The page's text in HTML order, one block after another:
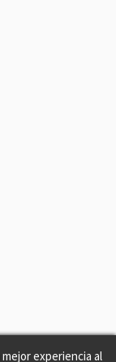
experiencia al